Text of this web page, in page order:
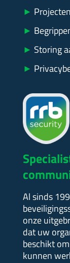
► Projecten
►
► Storing
►
Al sinds
onze
dat uw
beschikt
kunnen